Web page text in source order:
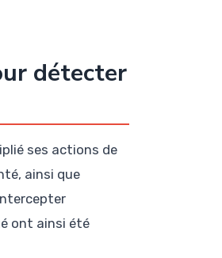
détecter
ses actions de
ainsi que
ont ainsi été